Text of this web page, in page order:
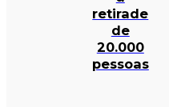
retirade
de
20.000
pessoas